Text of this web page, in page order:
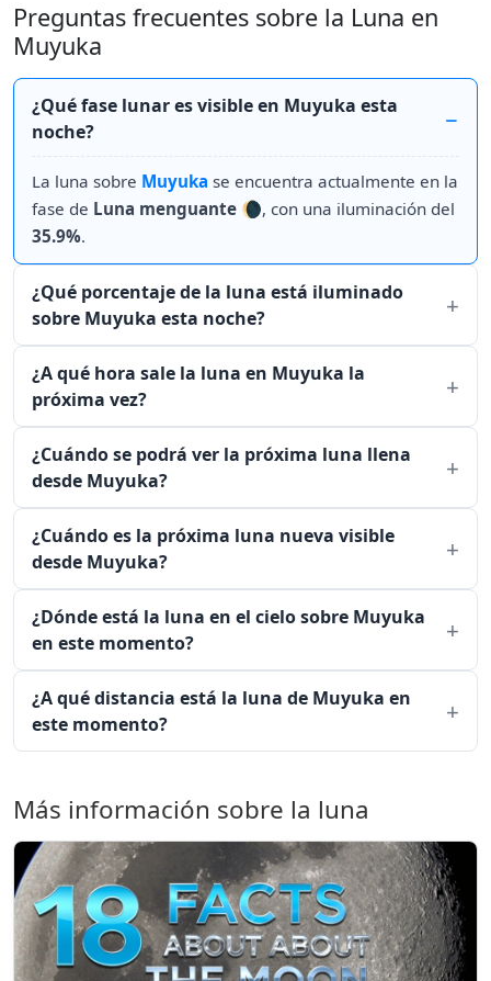
Preguntas frecuentes sobre la Luna en
Muyuka
¿Qué fase lunar es visible en Muyuka esta
noche?
La luna sobre Muyuka se encuentra actualmente en la
fase de Luna menguante 🌘, con una iluminación del
35.9%.
¿Qué porcentaje de la luna está iluminado
sobre Muyuka esta noche?
¿A qué hora sale la luna en Muyuka la
próxima vez?
¿Cuándo se podrá ver la próxima luna llena
desde Muyuka?
¿Cuándo es la próxima luna nueva visible
desde Muyuka?
¿Dónde está la luna en el cielo sobre Muyuka
en este momento?
¿A qué distancia está la luna de Muyuka en
este momento?
Más información sobre la luna